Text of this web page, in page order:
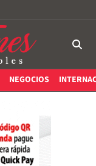
NEGOCIOS